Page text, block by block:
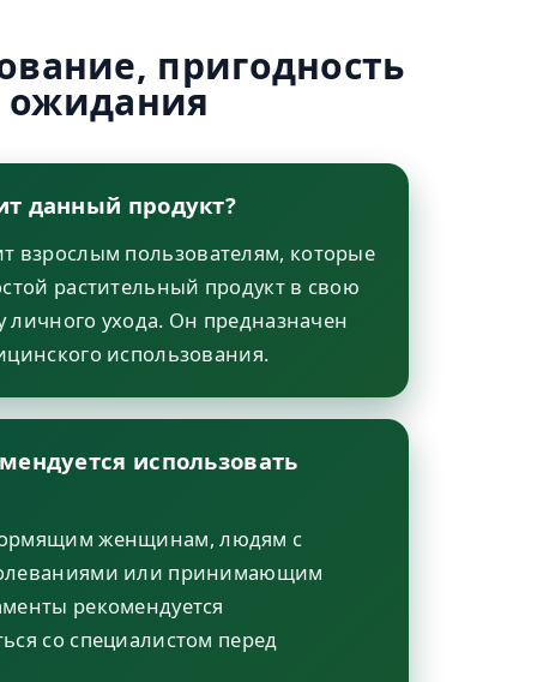
пригодность
ожидания
данный продукт?
взрослым пользователям, которые
растительный продукт в свою
личного ухода. Он предназначен
использования.
использовать
женщинам, людям с
или принимающим
рекомендуется
со специалистом перед